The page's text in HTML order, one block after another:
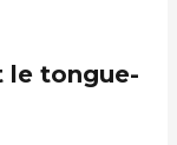
le tongue-